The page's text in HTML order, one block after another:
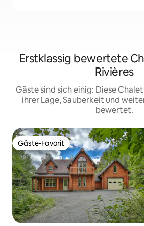
Erstklassig bewertete
Rivières
Gäste sind sich einig: Diese
ihrer Lage, Sauberkeit und
bewertet.
Gäste-Favorit
Gäste-Favorit